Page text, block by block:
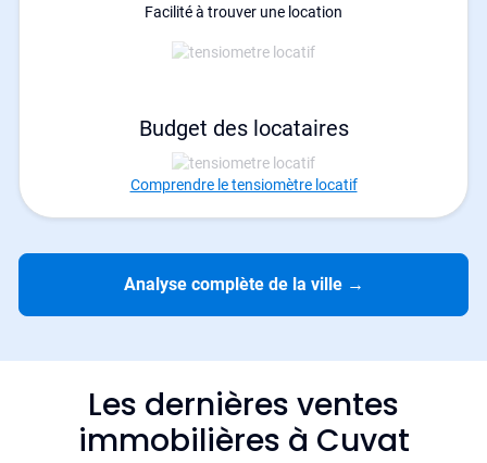
Facilité à trouver une location
Budget des locataires
Comprendre le tensiomètre locatif
Analyse complète de la ville →
Les dernières ventes
immobilières à Cuvat